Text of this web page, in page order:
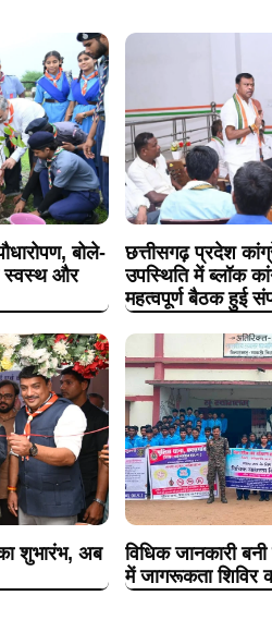
बोले-
स्वस्थ और
छत्तीसगढ़ प्रदेश
उपस्थिति में ब्लॉक
महत्वपूर्ण बैठक हुई
शुभारंभ, अब
विधिक जानकारी बनी
में जागरूकता शिविर